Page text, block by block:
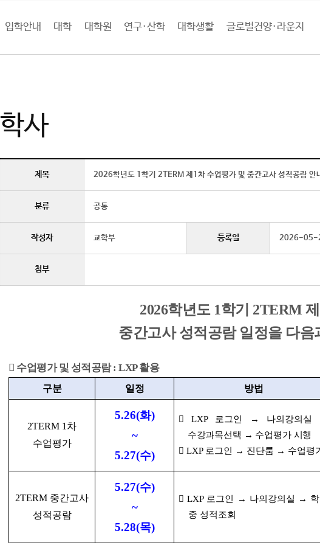
입학안내 대학 대학원 연구·산학 대학생활 글로벌건양·라운지
학사
제목 2026학년도 1학기 2TERM 제1차 수업평가 및 중간고사 성적공람 안
분류 공통
작성자 교학부 등록일 2026-05-
첨부
2026학년도 1학기 2TERM
중간고사 성적공람 일정을 다음
 수업평가 및 성적공람 : LXP 활용
구분 일정 방법
2TERM 1차
수업평가
5.26(화)
~
5.27(수)
 LXP 로그인 → 나의강의실
수강과목선택 → 수업평가 시행
 LXP 로그인 → 진단룸 → 수업평
2TERM 중간고사
성적공람
5.27(수)
~
5.28(목)
 LXP 로그인 → 나의강의실 → 학
중 성적조회